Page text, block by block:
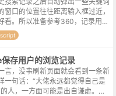
窗口的位置往往距离输入框过近，
看。所以准备参考360，记录用户
的形式放在弹出窗口中，当输入框
义的窗口，...
存用户的浏览记录
言，没事刷新页面就会看到一条新
一句话：“大佬永远都觉得自己是
人，一方面可能是出自谦虚。另